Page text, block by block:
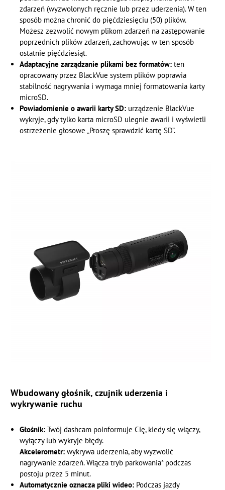
zdarzeń (wyzwolonych ręcznie lub przez uderzenia). W ten
sposób można chronić do pięćdziesięciu (50) plików.
Możesz zezwolić nowym plikom zdarzeń na zastępowanie
poprzednich plików zdarzeń, zachowując w ten sposób
ostatnie pięćdziesiąt.
Adaptacyjne zarządzanie plikami bez formatów: ten
opracowany przez BlackVue system plików poprawia
stabilność nagrywania i wymaga mniej formatowania karty
microSD.
Powiadomienie o awarii karty SD: urządzenie BlackVue
wykryje, gdy tylko karta microSD ulegnie awarii i wyświetli
ostrzeżenie głosowe „Proszę sprawdzić kartę SD”.
Wbudowany głośnik, czujnik uderzenia i
wykrywanie ruchu
Głośnik:Twój dashcam poinformuje Cię, kiedy się włączy,
wyłączy lub wykryje błędy.
Akcelerometr:wykrywa uderzenia, aby wyzwolić
nagrywanie zdarzeń. Włącza tryb parkowania* podczas
postoju przez 5 minut.
Automatycznie oznacza pliki wideo: Podczas jazdy